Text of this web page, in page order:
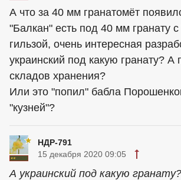
А что за 40 мм гранатомёт
"Балкан" есть под 40 мм гранату
гильзой, очень интересная
украинский под какую гранату? А
складов хранения?
Или это "попил" бабла
"кузней"?
НДР-791
15 декабря 2020 09:05
А украинский под какую гранату?